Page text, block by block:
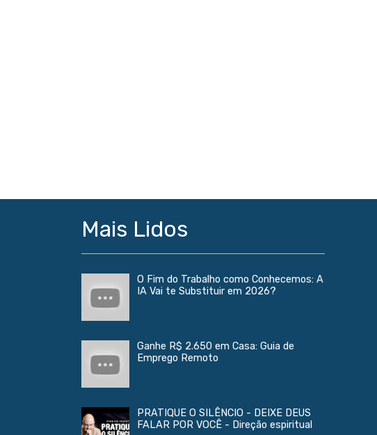
Mais Lidos
O Fim do Trabalho como Conhecemos: A
IA Vai te Substituir em 2026?
Ganhe R$ 2.650 em Casa: Guia de
Emprego Remoto
PRATIQUE O SILÊNCIO - DEIXE DEUS
FALAR POR VOCÊ - Direção espiritual